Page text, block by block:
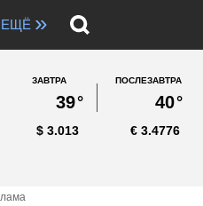
ЕЩЁ »
ЗАВТРА
39°
ПОСЛЕЗАВТРА
40°
3.013
$ 3.4776
€